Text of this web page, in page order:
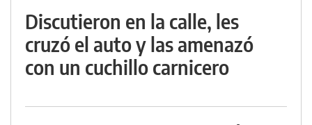
Discutieron en la calle, les
cruzó el auto y las amenazó
con un cuchillo carnicero